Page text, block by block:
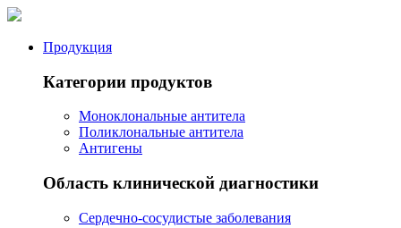
Продукция
Категории продуктов
Моноклональные антитела
Поликлональные антитела
Антигены
Область клинической диагностики
Сердечно-сосудистые заболевания